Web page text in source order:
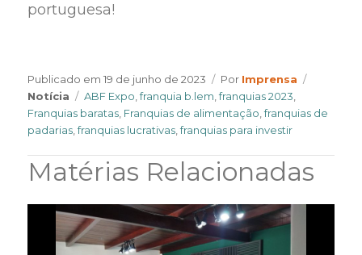
portuguesa!
Publicado em19 de junho de 2023 Por Author
Imprensa
Notícia
Tags
ABF Expo ,franquia b.lem ,franquias 2023
Franquias baratas Franquias de alimentação ,franquias de
padarias ,franquias lucrativas ,franquias para investir
Matérias Relacionadas